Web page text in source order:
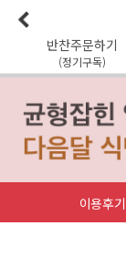
반찬주문하기
(정기구독)
식단사진 1:1
이용약관
배송시간
이용후기